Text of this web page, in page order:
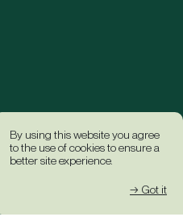
By using this website you agree
to the use of cookies to ensure a
better site experience.
→ Got it